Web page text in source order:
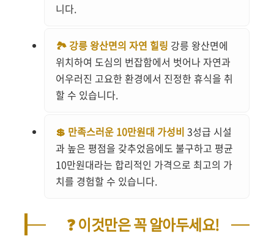
니다.
🏞️ 강릉 왕산면의 자연 힐링 강릉 왕산면에
위치하여 도심의 번잡함에서 벗어나 자연과
어우러진 고요한 환경에서 진정한 휴식을 취
할 수 있습니다.
💲 만족스러운 10만원대 가성비 3성급 시설
과 높은 평점을 갖추었음에도 불구하고 평균
10만원대라는 합리적인 가격으로 최고의 가
치를 경험할 수 있습니다.
❓ 이것만은 꼭 알아두세요!